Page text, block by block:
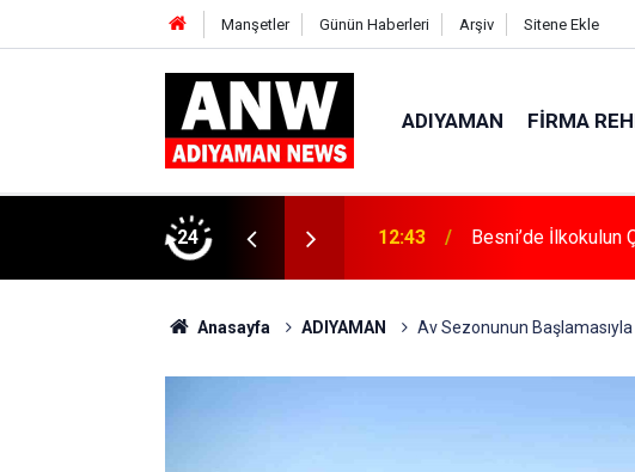
Manşetler Günün Haberleri Arşiv Sitene Ekle
ADIYAMAN FIRMA
24 10:40 Adıyaman’da 34
Anasayfa ADIYAMAN Av Sezonunun Başlamasıyla